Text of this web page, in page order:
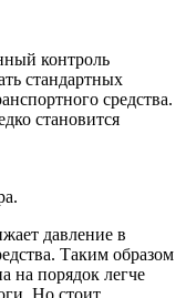
контроль
стандартных
средства.
становится
давление в
Таким образом
на порядок легче